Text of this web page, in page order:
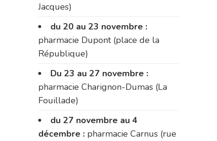
Jacques)
du 20 au 23 novembre :
pharmacie Dupont (place de la
République)
Du 23 au 27 novembre :
pharmacie Charignon-Dumas (La
Fouillade)
du 27 novembre au 4
décembre : pharmacie Carnus (rue